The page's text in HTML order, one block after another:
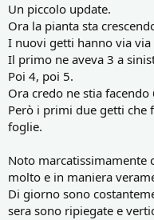
Un piccolo update.
Ora la pianta sta
I nuovi getti hanno via
Il primo ne aveva 3 a
Poi 4, poi 5.
Ora credo ne stia facendo
Però i primi due getti che
foglie.
Noto marcatissimamente
molto e in maniera
Di giorno sono
sera sono ripiegate e